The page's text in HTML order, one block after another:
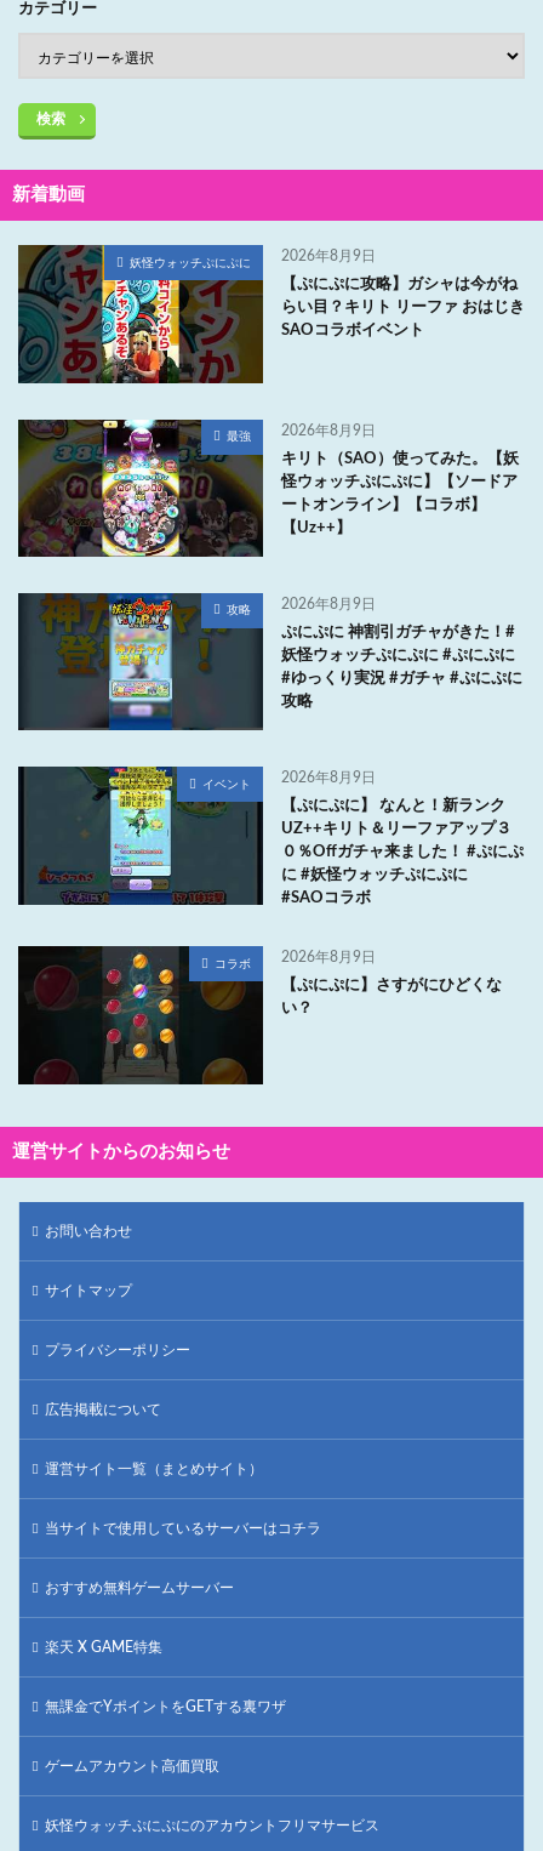
カテゴリー
検索
新着動画
妖怪ウォッチぷにぷに 2026年8月9日
【ぷにぷに攻略】ガシャは今がね
らい目？キリト リーファ おはじき
SAOコラボイベント
最強 2026年8月9日
キリト（SAO）使ってみた。【妖
怪ウォッチぷにぷに】【ソードア
ートオンライン】【コラボ】
【Uz++】
攻略 2026年8月9日
ぷにぷに 神割引ガチャがきた！#
妖怪ウォッチぷにぷに #ぷにぷに
#ゆっくり実況 #ガチャ #ぷにぷに
攻略
イベント 2026年8月9日
【ぷにぷに】 なんと！新ランク
UZ++キリト＆リーファアップ３
０％Offガチャ来ました！ #ぷにぷ
に #妖怪ウォッチぷにぷに
#SAOコラボ
コラボ 2026年8月9日
【ぷにぷに】さすがにひどくな
い？
運営サイトからのお知らせ
お問い合わせ
サイトマップ
プライバシーポリシー
広告掲載について
運営サイト一覧（まとめサイト）
当サイトで使用しているサーバーはコチラ
おすすめ無料ゲームサーバー
楽天 X GAME特集
無課金でYポイントをGETする裏ワザ
ゲームアカウント高価買取
妖怪ウォッチぷにぷにのアカウントフリマサービス